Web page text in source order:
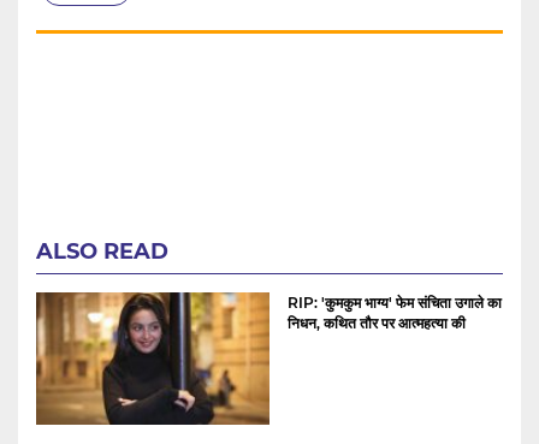
ALSO READ
RIP: 'कुमकुम भाग्य' फेम संचिता उगाले का
निधन, कथित तौर पर आत्महत्या की